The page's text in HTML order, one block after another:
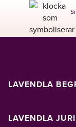
LAVENDLA
LAVENDLA